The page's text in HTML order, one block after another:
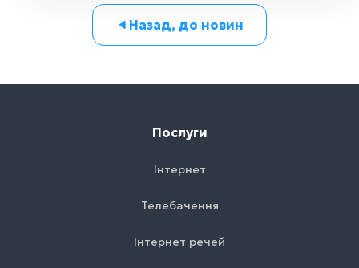
Назад, до новин
Послуги
Інтернет
Телебачення
Інтернет речей